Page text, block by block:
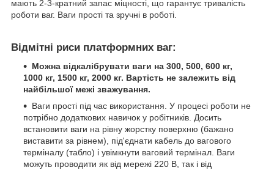
мають 2-3-кратний запас міцності, що гарантує тривалість
роботи ваг. Ваги прості та зручні в роботі.
Відмітні риси платформних ваг:
Можна відкалібрувати ваги на 300, 500, 600 кг,
1000 кг, 1500 кг, 2000 кг. Вартість не залежить від
найбільшої межі зважування.
Ваги прості під час використання. У процесі роботи не
потрібно додаткових навичок у робітників. Досить
встановити ваги на рівну жорстку поверхню (бажано
виставити за рівнем), під'єднати кабель до вагового
терміналу (табло) і увімкнути ваговий термінал. Ваги
можуть проводити як від мережі 220 В, так і від